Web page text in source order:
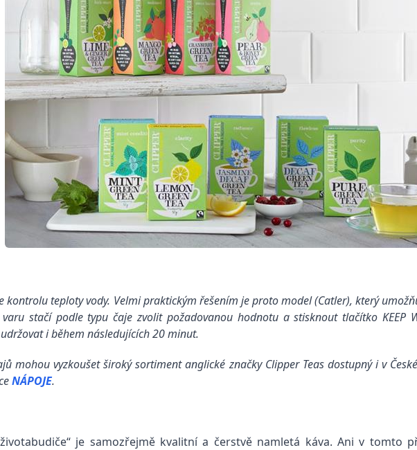
kontrolu teploty vody. Velmi praktickým řešením je proto model(Catler), který
stačí podle typu čaje zvolit požadovanou hodnotu a stisknout tlačítko KEEP
i během následujících 20 minut.
mohou vyzkoušet široký sortiment anglické značky Clipper Teas dostupný i v
NÁPOJE.
je samozřejmě kvalitní a čerstvě namletá káva. Ani v tomto